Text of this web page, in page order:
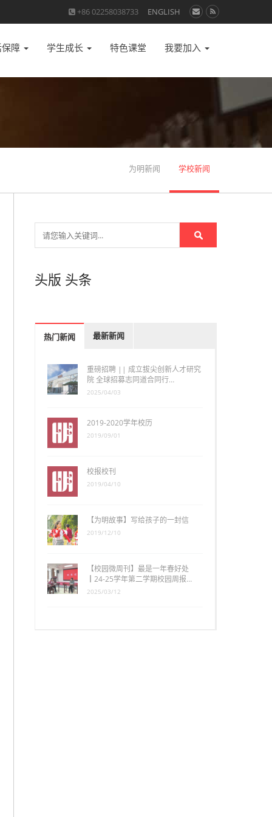
+86 02258038733 ENGLISH
障 学生成长 特色课堂 我要加入
为明新闻 学校新闻
头版 头条
热门新闻 最新新闻
重磅招聘 || 成立拔尖创新人才研究
院 全球招募志同道合同行…
2025/04/03
2019-2020学年校历
2019/09/01
校报校刊
2019/04/10
【为明故事】写给孩子的一封信
2019/12/10
【校园微周刊】最是一年春好处
┃24-25学年第二学期校园周报…
2025/03/12